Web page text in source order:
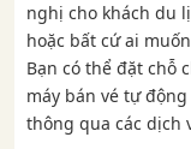
nghị cho khách du
hoặc bất cứ ai
Bạn có thể đặt chỗ
máy bán vé tự
thông qua các dịch